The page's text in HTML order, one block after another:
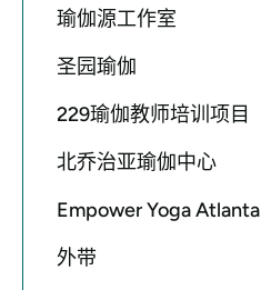
瑜伽源工作室
圣园瑜伽
229瑜伽教师培训项目
北乔治亚瑜伽中心
Empower Yoga Atlanta
外带